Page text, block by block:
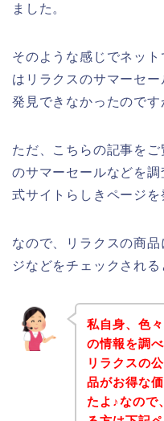
ました。
そのような感じでネッ
はリラクスのサマーセ
発見できなかったのです
ただ、こちらの記事を
のサマーセールなどを
式サイトらしきページ
なので、リラクスの商
ジなどをチェックされる
私自身、色
の情報を調
リラクスの
品がお得な
たよ♪なので